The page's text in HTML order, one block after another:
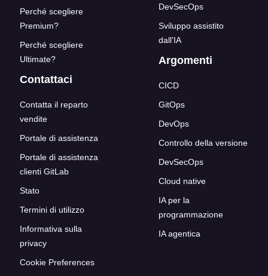
Perché scegliere
Premium?
Perché scegliere
Ultimate?
Contattaci
Contatta il reparto
vendite
Portale di assistenza
Portale di assistenza
clienti GitLab
Stato
Termini di utilizzo
Informativa sulla
privacy
Cookie Preferences
DevSecOps
Sviluppo assistito
dall'IA
Argomenti
CICD
GitOps
DevOps
Controllo della versione
DevSecOps
Cloud native
IA per la
programmazione
IA agentica